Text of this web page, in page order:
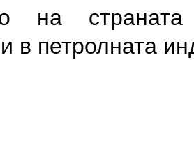
на
в петролната